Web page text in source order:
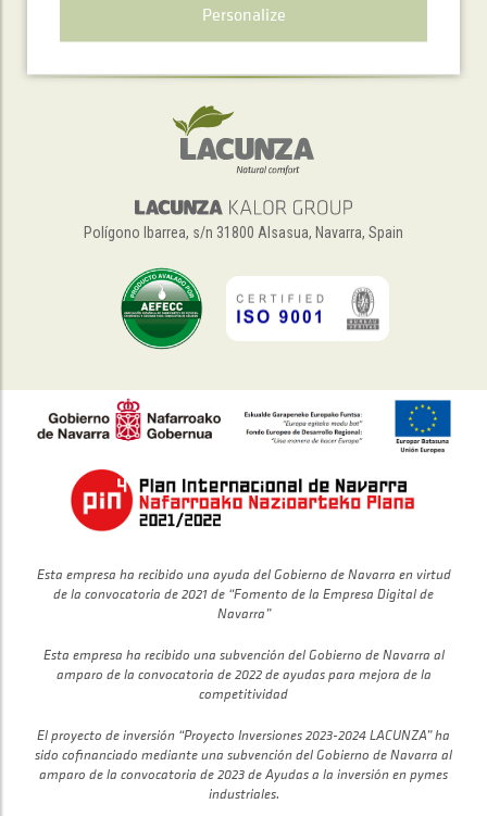
+34 948 563 511
Polígono Ibarrea, s/n 31800 Alsasua, Navarra, Spain
Esta empresa ha recibido una ayuda del Gobierno de Navarra en virtud
de la convocatoria de 2021 de “Fomento de la Empresa Digital de
Navarra”
Esta empresa ha recibido una subvención del Gobierno de Navarra al
amparo de la convocatoria de 2022 de ayudas para mejora de la
competitividad
El proyecto de inversión “Proyecto Inversiones 2023-2024 LACUNZA” ha
sido cofinanciado mediante una subvención del Gobierno de Navarra al
amparo de la convocatoria de 2023 de Ayudas a la inversión en pymes
industriales.
Personalize